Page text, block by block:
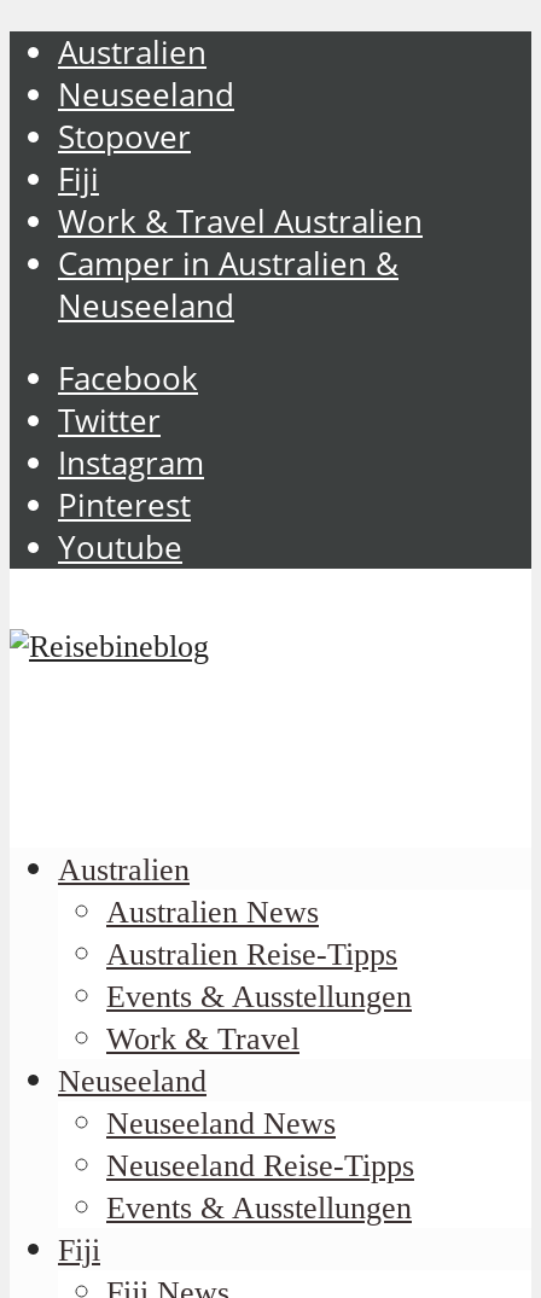
Australien
Neuseeland
Stopover
Fiji
Work & Travel Australien
Camper in Australien &
Neuseeland
Facebook
Twitter
Instagram
Pinterest
Youtube
Australien
Australien News
Australien Reise-Tipps
Events & Ausstellungen
Work & Travel
Neuseeland
Neuseeland News
Neuseeland Reise-Tipps
Events & Ausstellungen
Fiji